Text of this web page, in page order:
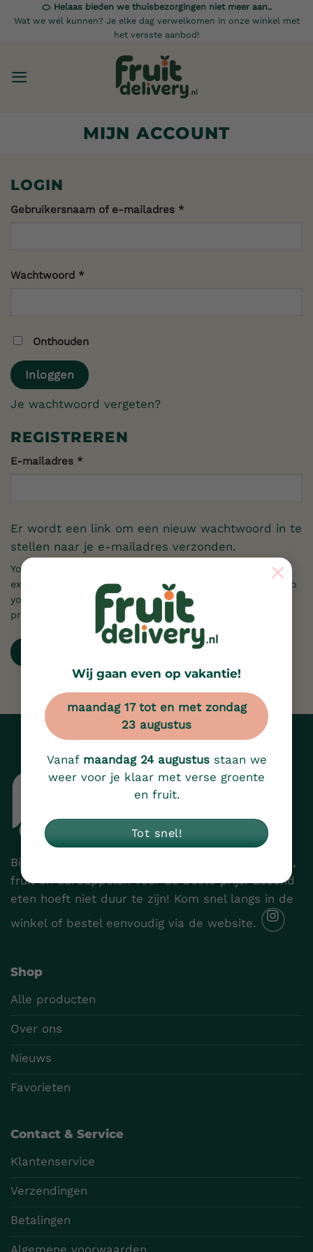
Wij gaan even op vakantie!
maandag 17 tot en met zondag
23 augustus
Vanaf maandag 24 augustusstaan we
weer voor je klaar met verse groente
en fruit.
Tot snel!
×
naar
🍊 Helaas bieden we thuisbezorgingen niet meer aan..
Wat we wél kunnen? Je elke dag verwelkomen in onze winkel met
het versste aanbod!
MIJN ACCOUNT
LOGIN
Gebruikersnaam of e-mailadres *Vereist
Wachtwoord *Vereist
Alternative:
Onthouden
Inloggen
Je wachtwoord vergeten?
REGISTREREN
E-mailadres *Vereist
Er wordt een link om een nieuw wachtwoord in te
stellen naar je e-mailadres verzonden.
Your personal data will be used to support your
experience throughout this website, to manage access to
your account, and for other purposes described in our
privacybeleid
Alternative:
Bij Fruit Delivery vindt u elke dag verse groenten,
fruit en aardappelen voor de beste prijs. Gezond
eten hoeft niet duur te zijn! Kom snel langs in de
winkel of bestel eenvoudig via de website.
Shop
Alle producten
Over ons
Nieuws
Favorieten
Contact & Service
Klantenservice
Verzendingen
Betalingen